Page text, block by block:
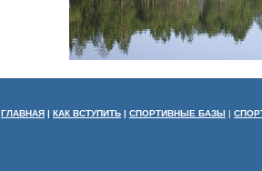
ГЛАВНАЯ | КАК ВСТУПИТЬ | СПОРТИВНЫЕ БАЗЫ |